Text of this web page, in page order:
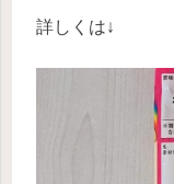
詳しくは↓